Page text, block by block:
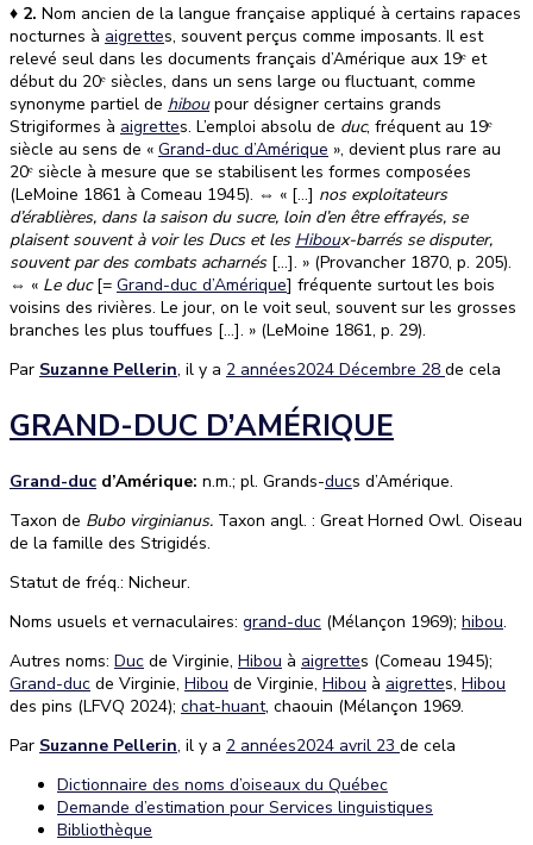
♦ 2. Nom ancien de la langue française appliqué à certains rapaces
nocturnes à aigrettes, souvent perçus comme imposants. Il est
relevé seul dans les documents français d’Amérique aux 19ᵉ et
début du 20ᵉ siècles, dans un sens large ou fluctuant, comme
synonyme partiel de hiboupour désigner certains grands
Strigiformes à aigrettes. L’emploi absolu de duc, fréquent au 19ᵉ
siècle au sens de « Grand-duc d’Amérique », devient plus rare au
20ᵉ siècle à mesure que se stabilisent les formes composées
(LeMoine 1861 à Comeau 1945). ⇔ « […] nos exploitateurs
d’érablières, dans la saison du sucre, loin d’en être effrayés, se
plaisent souvent à voir les Ducs et les Hiboux-barrés se disputer,
souvent par des combats acharnés[…]. » (Provancher 1870, p. 205).
⇔ « Le duc[= Grand-duc d’Amérique] fréquente surtout les bois
voisins des rivières. Le jour, on le voit seul, souvent sur les grosses
branches les plus touffues […]. » (LeMoine 1861, p. 29).
Par Suzanne Pellerin, il y a 2 années2024 Décembre 28 de cela
GRAND-DUC D’AMÉRIQUE
Grand-duc d’Amérique: n.m.; pl. Grands-ducs d’Amérique.
Taxon de Bubo virginianus. Taxon angl. : Great Horned Owl. Oiseau
de la famille des Strigidés.
Statut de fréq.: Nicheur.
Noms usuels et vernaculaires: grand-duc (Mélançon 1969); hibou.
Autres noms: Duc de Virginie, Hibou à aigrettes (Comeau 1945);
Grand-duc de Virginie, Hibou de Virginie, Hibou à aigrettes, Hibou
des pins (LFVQ 2024); chat-huant, chaouin (Mélançon 1969.
Par Suzanne Pellerin, il y a 2 années2024 avril 23 de cela
Dictionnaire des noms d’oiseaux du Québec
Demande d’estimation pour Services linguistiques
Bibliothèque